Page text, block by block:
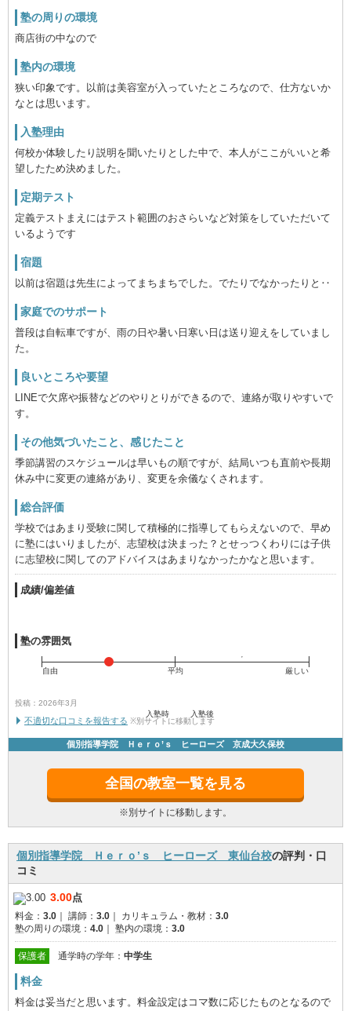
塾の周りの環境
商店街の中なので
塾内の環境
狭い印象です。以前は美容室が入っていたところなので、仕方ないか
なとは思います。
入塾理由
何校か体験したり説明を聞いたりとした中で、本人がここがいいと希
望したため決めました。
定期テスト
定義テストまえにはテスト範囲のおさらいなど対策をしていただいて
いるようです
宿題
以前は宿題は先生によってまちまちでした。でたりでなかったりと‥
家庭でのサポート
普段は自転車ですが、雨の日や暑い日寒い日は送り迎えをしていまし
た。
良いところや要望
LINEで欠席や振替などのやりとりができるので、連絡が取りやすいで
す。
その他気づいたこと、感じたこと
季節講習のスケジュールは早いもの順ですが、結局いつも直前や長期
休み中に変更の連絡があり、変更を余儀なくされます。
総合評価
学校ではあまり受験に関して積極的に指導してもらえないので、早め
に塾にはいりましたが、志望校は決まった？とせっつくわりには子供
に志望校に関してのアドバイスはあまりなかったかなと思います。
成績/偏差値
入塾時 入塾後
塾の雰囲気
自由 平均 厳しい
投稿：2026年3月
不適切な口コミを報告する ※別サイトに移動します
個別指導学院 Ｈｅｒｏ’ｓ ヒーローズ 京成大久保校
全国の教室一覧を見る
※別サイトに移動します。
個別指導学院 Ｈｅｒｏ’ｓ ヒーローズ 東仙台校の評判・口
コミ
3.00点
料金： 3.0 講師： 3.0 カリキュラム・教材： 3.0
塾の周りの環境： 4.0 塾内の環境： 3.0
保護者 通学時の学年： 中学生
料金
料金は妥当だと思います。料金設定はコマ数に応じたものとなるので